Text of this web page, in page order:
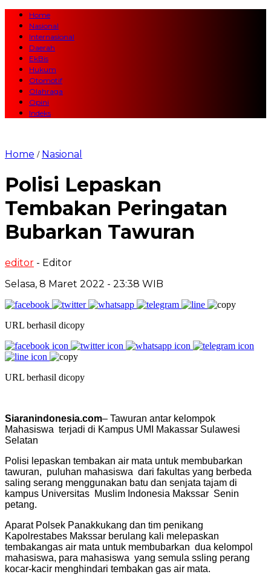
Home
Nasional
Internasional
Daerah
EkBis
Hukum
Otomotif
Olahraga
Opini
Indeks
Home / Nasional
Polisi Lepaskan
Tembakan Peringatan
Bubarkan Tawuran
editor - Editor
Selasa, 8 Maret 2022 - 23:38 WIB
URL berhasil dicopy
URL berhasil dicopy
Siaranindonesia.com– Tawuran antar kelompok
Mahasiswa terjadi di Kampus UMI Makassar Sulawesi
Selatan
Polisi lepaskan tembakan air mata untuk membubarkan
tawuran, puluhan mahasiswa dari fakultas yang berbeda
saling serang menggunakan batu dan senjata tajam di
kampus Universitas Muslim Indonesia Makssar Senin
petang.
Aparat Polsek Panakkukang dan tim penikang
Kapolrestabes Makssar berulang kali melepaskan
tembakangas air mata untuk membubarkan dua kelompol
mahasiswa, para mahasiswa yang semula ssling perang
kocar-kacir menghindari tembakan gas air mata.